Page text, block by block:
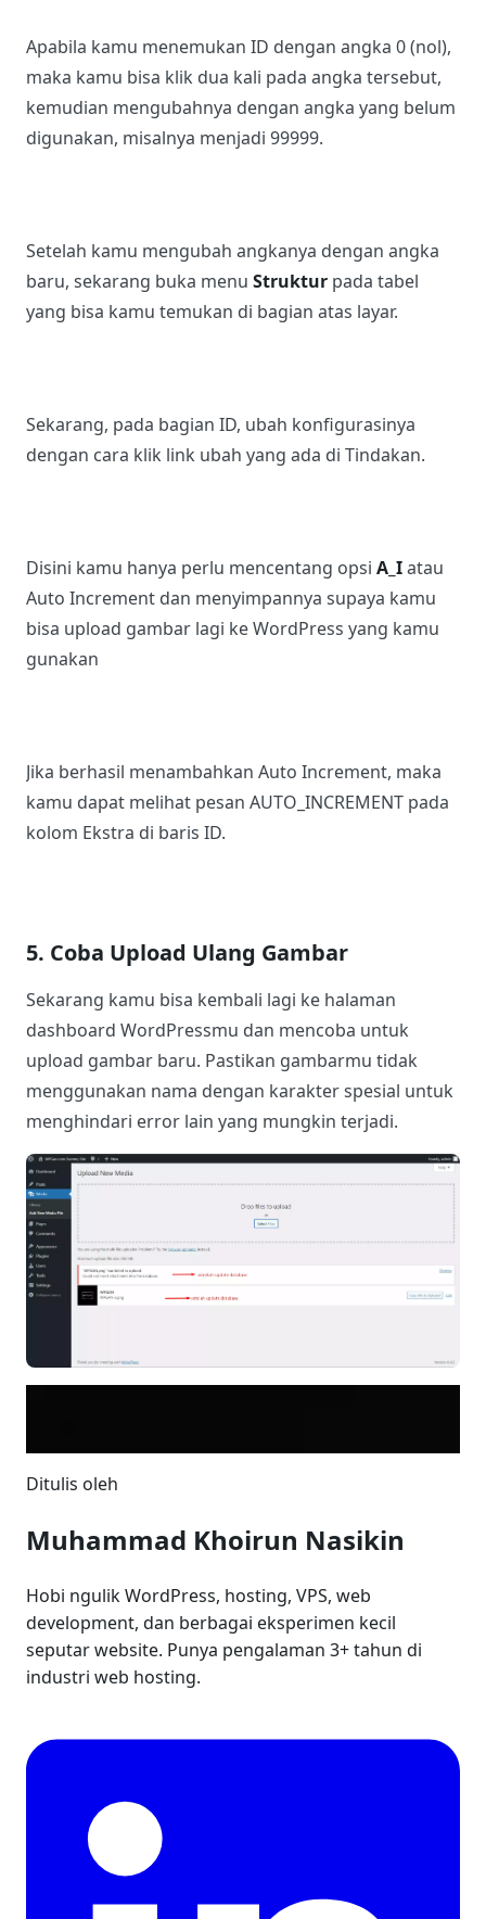
Apabila kamu menemukan ID dengan angka 0 (nol),
maka kamu bisa klik dua kali pada angka tersebut,
kemudian mengubahnya dengan angka yang belum
digunakan, misalnya menjadi 99999.
Setelah kamu mengubah angkanya dengan angka
baru, sekarang buka menu Struktur pada tabel
yang bisa kamu temukan di bagian atas layar.
Sekarang, pada bagian ID, ubah konfigurasinya
dengan cara klik link ubah yang ada di Tindakan.
Disini kamu hanya perlu mencentang opsi A_Iatau
Auto Increment dan menyimpannya supaya kamu
bisa upload gambar lagi ke WordPress yang kamu
gunakan
Jika berhasil menambahkan Auto Increment, maka
kamu dapat melihat pesan AUTO_INCREMENT pada
kolom Ekstra di baris ID.
5. Coba Upload Ulang Gambar
Sekarang kamu bisa kembali lagi ke halaman
dashboard WordPressmu dan mencoba untuk
upload gambar baru. Pastikan gambarmu tidak
menggunakan nama dengan karakter spesial untuk
menghindari error lain yang mungkin terjadi.
Ditulis oleh
Muhammad Khoirun Nasikin
Hobi ngulik WordPress, hosting, VPS, web
development, dan berbagai eksperimen kecil
seputar website. Punya pengalaman 3+ tahun di
industri web hosting.